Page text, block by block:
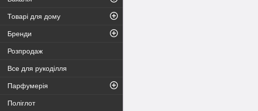
Товарі для дому
Бренди
Розпродаж
Все для рукоділля
Парфумерія
Поліглот